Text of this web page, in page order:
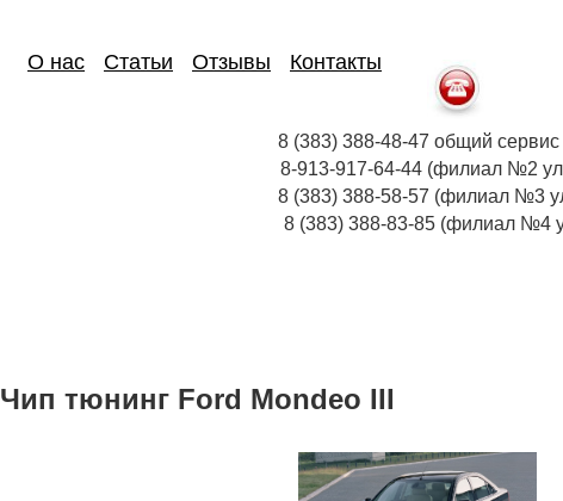
О нас Статьи Отзывы Контакты
8 (383) 388-48-47 общий
8-913-917-64-44 (филиал
8 (383) 388-58-57 (филиал №3
8 (383) 388-83-85 (филиал
Чип тюнинг Ford Mondeo III